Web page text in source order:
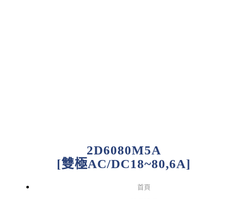
2D6080M5A
[雙極AC/DC18~80,6A]
首頁